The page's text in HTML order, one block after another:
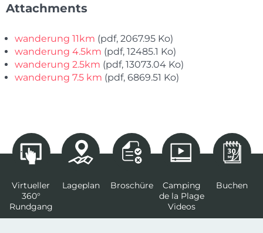
Attachments
wanderung 11km (pdf, 2067.95 Ko)
wanderung 4.5km (pdf, 12485.1 Ko)
wanderung 2.5km (pdf, 13073.04 Ko)
wanderung 7.5 km (pdf, 6869.51 Ko)
Virtueller
360°
Rundgang
Lageplan Broschüre
Camping
de la Plage
Videos
Buchen